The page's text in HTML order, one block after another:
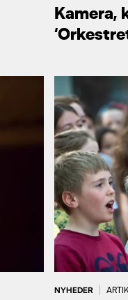
Kamera,
NYHEDER